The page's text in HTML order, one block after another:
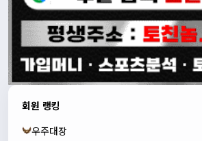
회원 랭킹
우주대장